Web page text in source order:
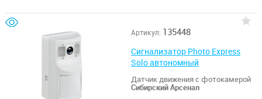
Артикул: 135448
Сигнализатор Photo Express
Solo автономный
Датчик движения с фотокамерой
Сибирский Арсенал